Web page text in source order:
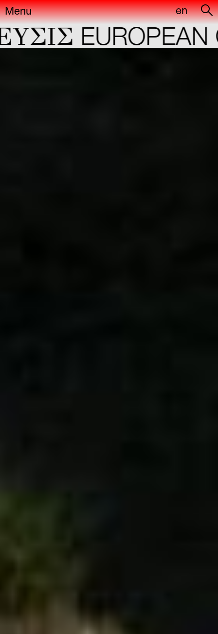
Menu en
EUROPEAN